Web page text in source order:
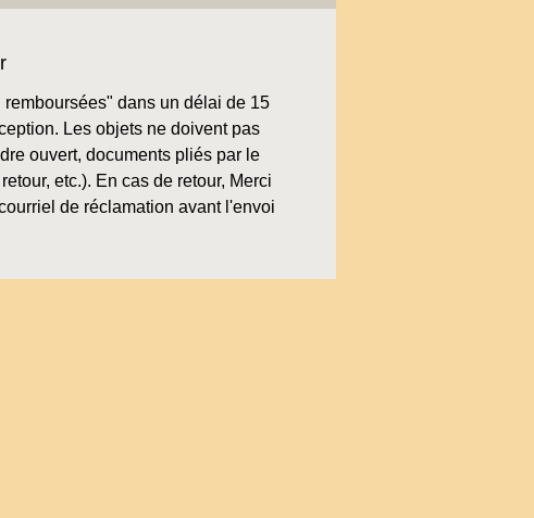
dans un délai de 15
Les objets ne doivent pas
ouvert, documents pliés par le
etc.). En cas de retour, Merci
de réclamation avant l'envoi